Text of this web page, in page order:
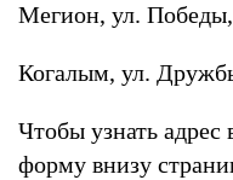
Мегион, ул.
Когалым, ул.
Чтобы узнать адрес
форму внизу